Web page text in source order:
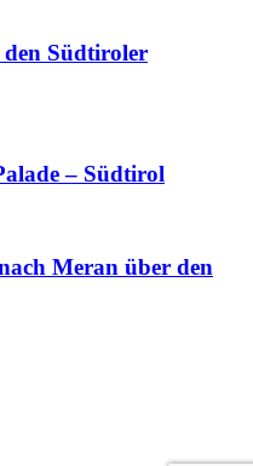
Südtiroler
– Südtirol
Meran über den